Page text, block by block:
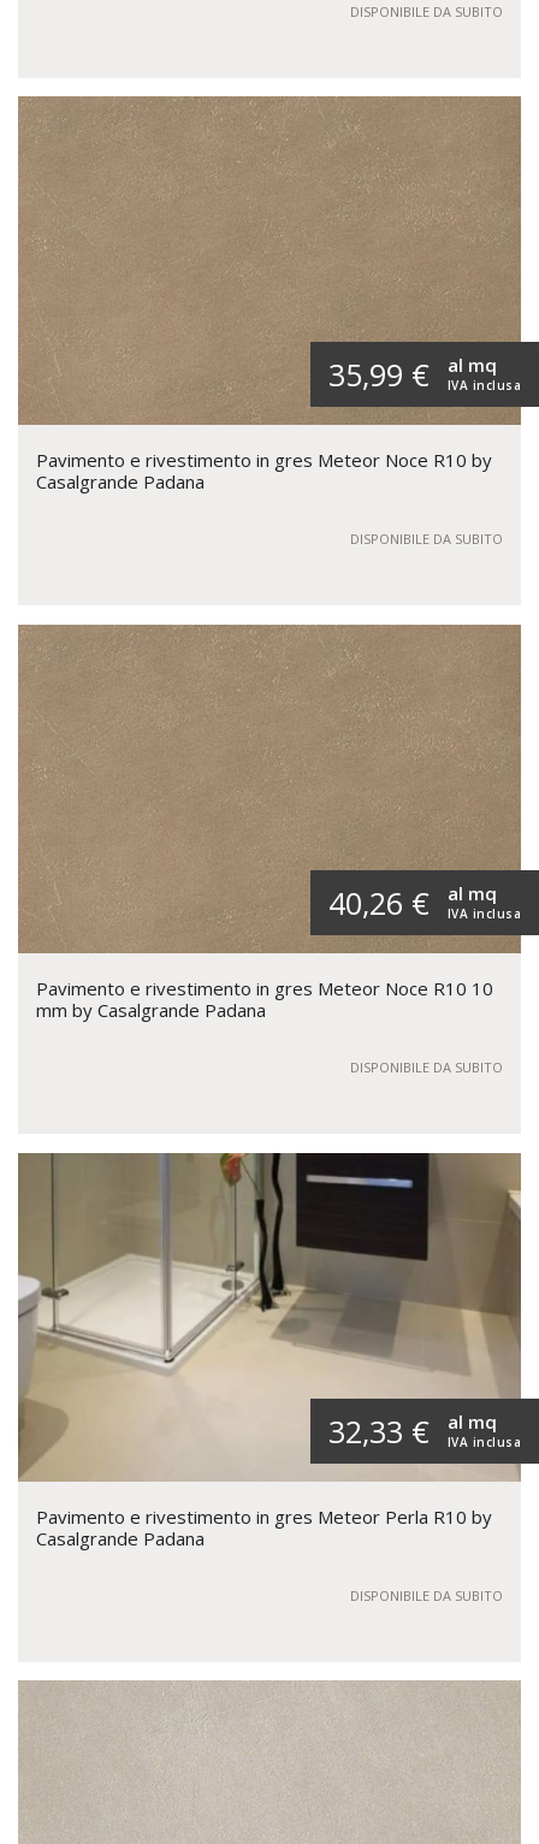
DISPONIBILE DA SUBITO
35,99 € IVA inclusa
al mq
Pavimento e rivestimento in gres Meteor Noce R10 by
Casalgrande Padana
DISPONIBILE DA SUBITO
40,26 € IVA inclusa
al mq
Pavimento e rivestimento in gres Meteor Noce R10 10
mm by Casalgrande Padana
DISPONIBILE DA SUBITO
32,33 € IVA inclusa
al mq
Pavimento e rivestimento in gres Meteor Perla R10 by
Casalgrande Padana
DISPONIBILE DA SUBITO